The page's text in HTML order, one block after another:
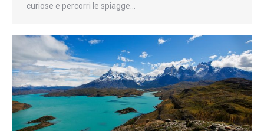
curiose e percorri le spiagge…